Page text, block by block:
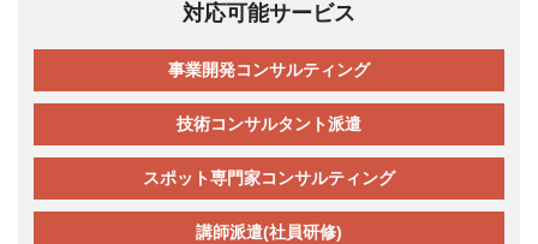
対応可能サービス
事業開発コンサルティング
技術コンサルタント派遣
スポット専門家コンサルティング
講師派遣(社員研修)